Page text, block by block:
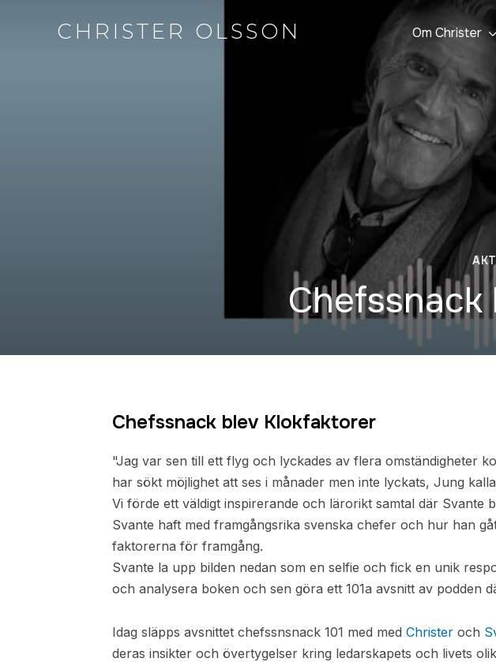
CHRISTER OLSSON Om Christer
Chefssnack blev Klokfaktorer
"Jag var sen till ett flyg och lyckades av flera omständigheter
har sökt möjlighet att ses i månader men inte lyckats, Jung
Vi förde ett väldigt inspirerande och lärorikt samtal där Svante
Svante haft med framgångsrika svenska chefer och hur han
faktorerna för framgång.
Svante la upp bilden nedan som en selfie och fick en unik
och analysera boken och sen göra ett 101a avsnitt av podden
Idag släpps avsnittet chefssnsnack 101 med med Christer och
deras insikter och övertygelser kring ledarskapets och livets